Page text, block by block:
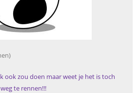
ook zou doen maar weet je het is toch
te rennen!!!